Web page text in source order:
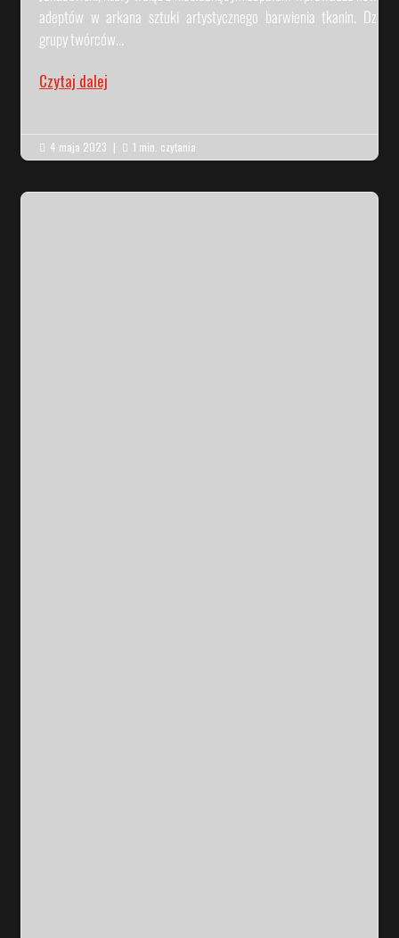
adeptów w arkana sztuki artystycznego barwienia tkanin. Dzieła
grupy twórców...
Czytaj dalej
 4 maja 2023 |  1 min. czytania